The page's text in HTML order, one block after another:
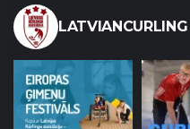
LATVIANCURLING